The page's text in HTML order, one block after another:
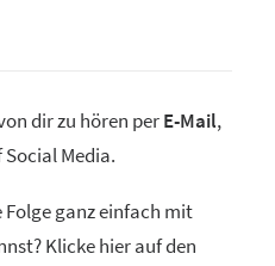
dir zu hören perE-Mail,
Media.
Folge ganz einfach mit
Klicke hier auf den